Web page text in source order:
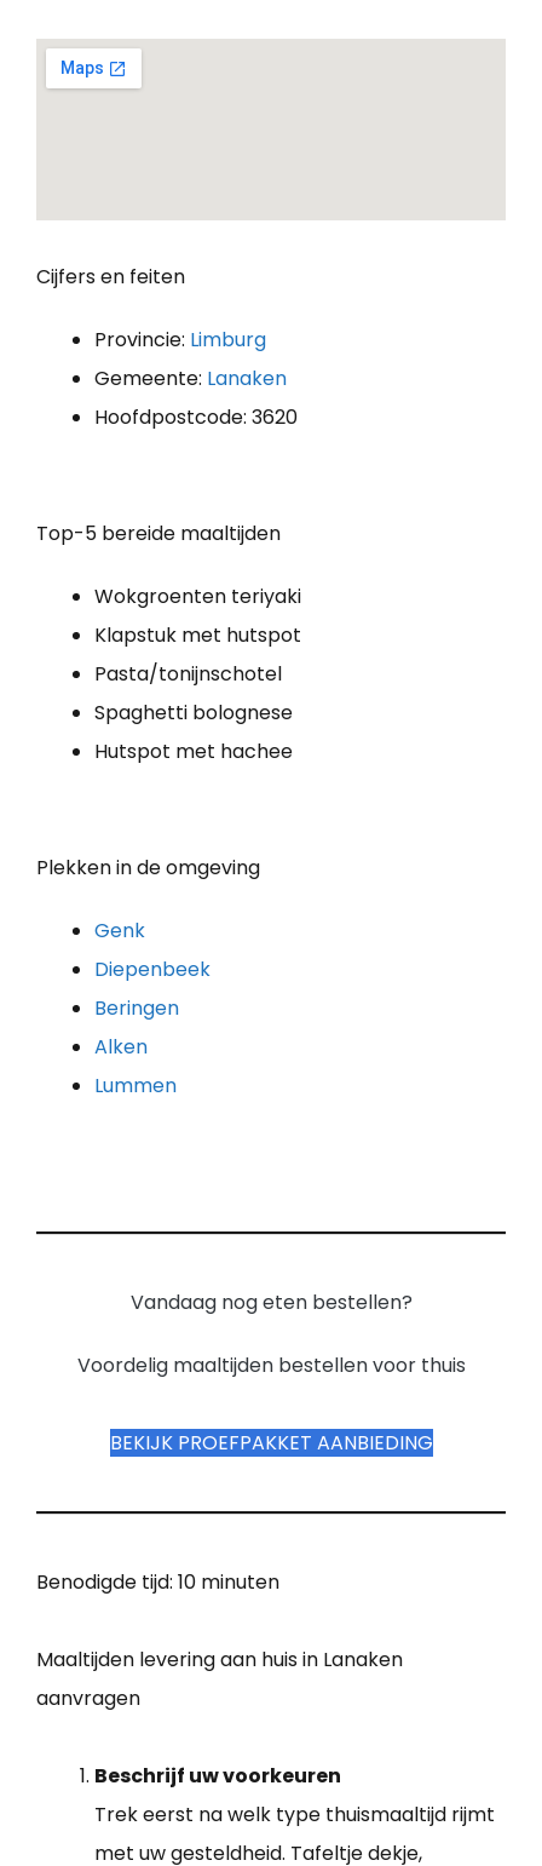
Cijfers en feiten
Provincie: Limburg
Gemeente: Lanaken
Hoofdpostcode: 3620
Top-5 bereide maaltijden
Wokgroenten teriyaki
Klapstuk met hutspot
Pasta/tonijnschotel
Spaghetti bolognese
Hutspot met hachee
Plekken in de omgeving
Genk
Diepenbeek
Beringen
Alken
Lummen
Vandaag nog eten bestellen?
Voordelig maaltijden bestellen voor thuis
BEKIJK PROEFPAKKET AANBIEDING
Benodigde tijd: 10 minuten
Maaltijden levering aan huis in Lanaken
aanvragen
Beschrijf uw voorkeuren
Trek eerst na welk type thuismaaltijd rijmt
met uw gesteldheid. Tafeltje dekje,